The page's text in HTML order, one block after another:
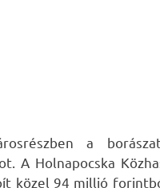
a
A Holnapocska
közel 94 millió